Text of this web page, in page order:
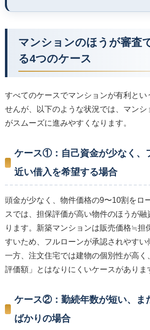
マンションのほうが審査
る4つのケース
すべてのケースでマンションが有利とい
せんが、以下のような状況では、マンシ
がスムーズに進みやすくなります。
ケース①：自己資金が少なく、
近い借入を希望する場合
頭金が少なく、物件価格の9〜10割をロ
スでは、担保評価が高い物件のほうが融
ります。新築マンションは販売価格≒担
すいため、フルローンが承認されやすい
一方、注文住宅では建物の個別性が高く
評価額」とはなりにくいケースがありま
ケース②：勤続年数が短い、ま
ばかりの場合